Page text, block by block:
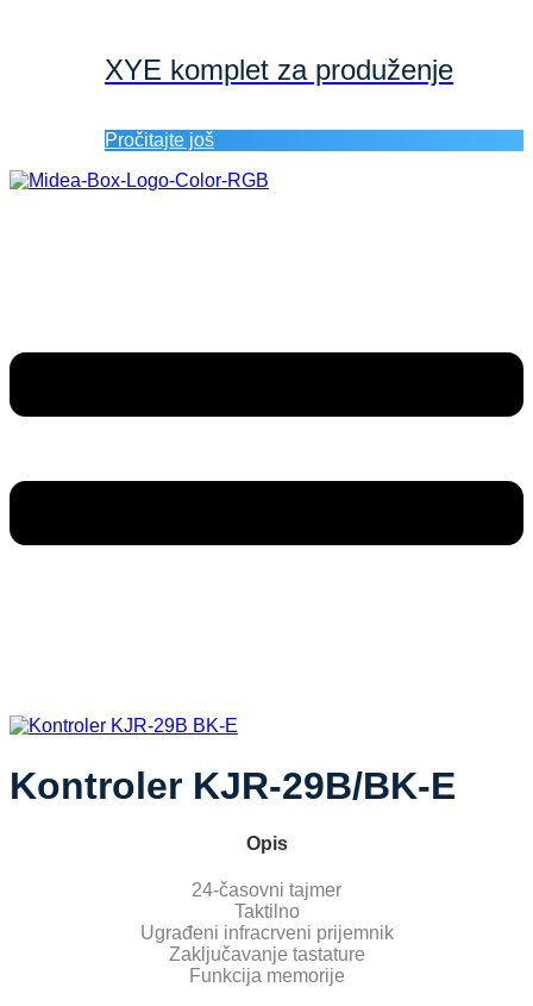
XYE komplet za produženje
Pročitajte još
Kontroler KJR-29B/BK-E
Opis
24-časovni tajmer
Taktilno
Ugrađeni infracrveni prijemnik
Zaključavanje tastature
Funkcija memorije